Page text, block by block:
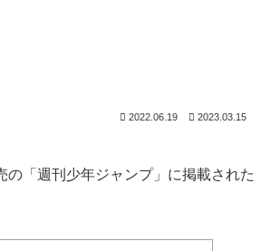
2022.06.19 2023.03.15
の「週刊少年ジャンプ」に掲載された